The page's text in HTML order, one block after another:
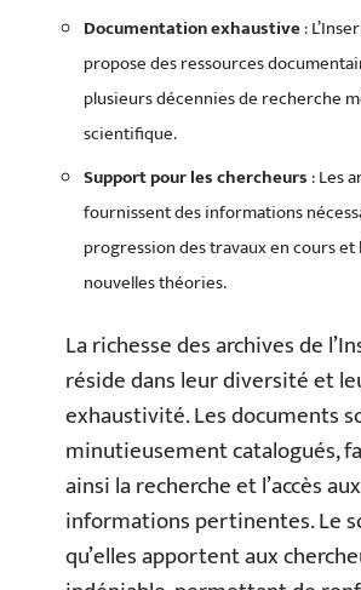
Documentation exhaustive:
propose des ressources
plusieurs décennies de recherche
scientifique.
Support pour les chercheurs: Les
fournissent des informations
progression des travaux en cours et
nouvelles théories.
La richesse des archives de
réside dans leur diversité et
exhaustivité. Les documents
minutieusement catalogués,
ainsi la recherche et l’accès aux
informations pertinentes. Le
qu’elles apportent aux